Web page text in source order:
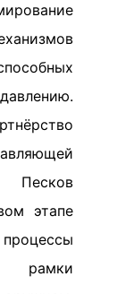
Песков
этапе
рамки